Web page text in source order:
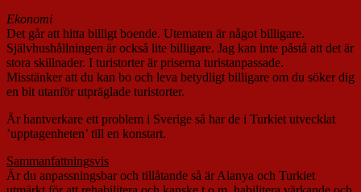
Ekonomi
Det går att hitta billigt boende. Utematen är något billigare.
Självhushållningen är också lite billigare. Jag kan inte påstå att det är
stora skillnader. I turistorter är priserna turistanpassade.
Misstänker att du kan bo och leva betydligt billigare om du söker dig
en bit utanför utpräglade turistorter.
Är hantverkare ett problem i Sverige så har de i Turkiet utvecklat
’upptagenheten’ till en konstart.
Sammanfattningsvis
Är du anpassningsbar och tillåtande så är Alanya och Turkiet